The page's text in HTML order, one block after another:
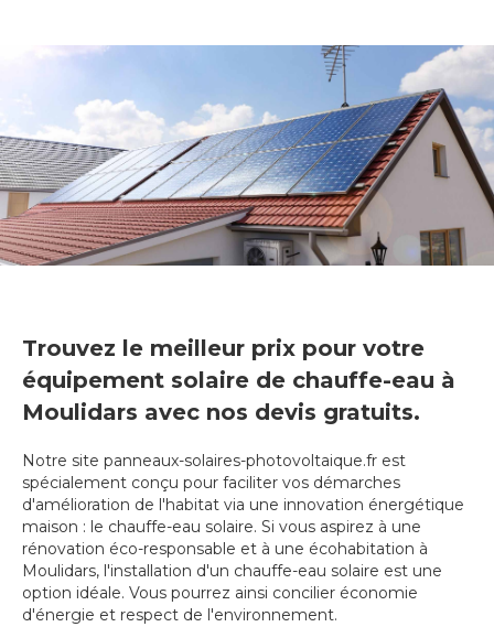
Trouvez le meilleur prix pour votre
équipement solaire de chauffe-eau à
Moulidars avec nos devis gratuits.
Notre site panneaux-solaires-photovoltaique.fr est
spécialement conçu pour faciliter vos démarches
d'amélioration de l'habitat via une innovation énergétique
maison : le chauffe-eau solaire. Si vous aspirez à une
rénovation éco-responsable et à une écohabitation à
Moulidars, l'installation d'un chauffe-eau solaire est une
option idéale. Vous pourrez ainsi concilier économie
d'énergie et respect de l'environnement.